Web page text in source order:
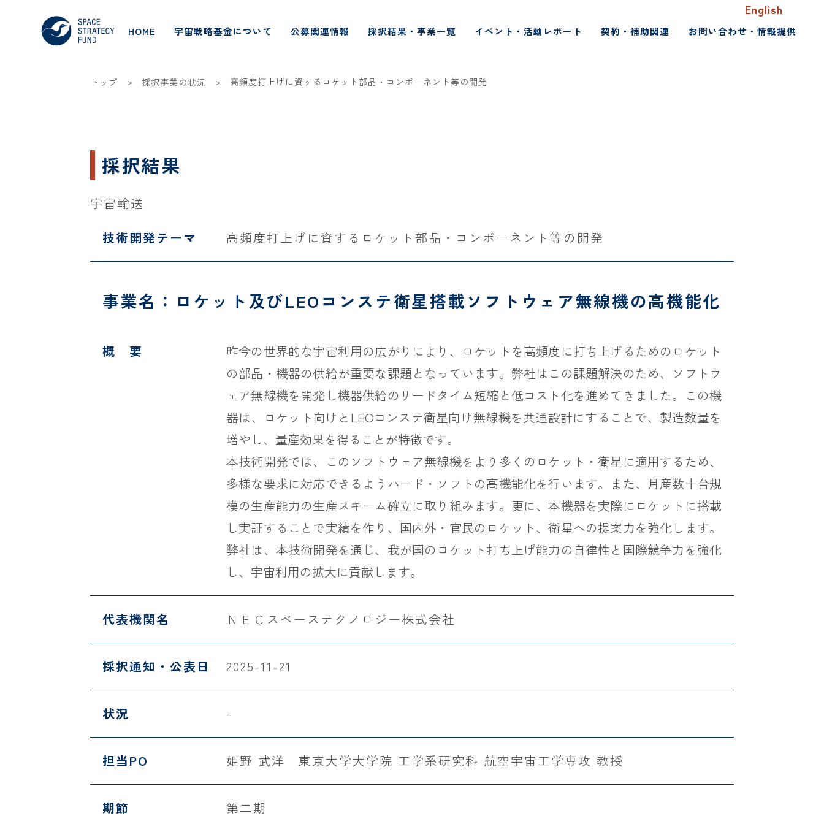
English
HOME 宇宙戦略基金について 公募関連情報 採択結果・事業一覧 イベント・活動レポート 契約・補助関連 お問い合わせ・情報提供
トップ > 採択事業の状況 > 高頻度打上げに資するロケット部品・コンポーネント等の開発
採択結果
宇宙輸送
技術開発テーマ
高頻度打上げに資するロケット部品・コンポーネント等の開発
事業名：ロケット及びLEOコンステ衛星搭載ソフトウェア無線機の高機能化
概 要
昨今の世界的な宇宙利用の広がりにより、ロケットを高頻度に打ち上げるためのロケット
の部品・機器の供給が重要な課題となっています。弊社はこの課題解決のため、ソフトウ
ェア無線機を開発し機器供給のリードタイム短縮と低コスト化を進めてきました。この機
器は、ロケット向けとLEOコンステ衛星向け無線機を共通設計にすることで、製造数量を
増やし、量産効果を得ることが特徴です。
本技術開発では、このソフトウェア無線機をより多くのロケット・衛星に適用するため、
多様な要求に対応できるようハード・ソフトの高機能化を行います。また、月産数十台規
模の生産能力の生産スキーム確立に取り組みます。更に、本機器を実際にロケットに搭載
し実証することで実績を作り、国内外・官民のロケット、衛星への提案力を強化します。
弊社は、本技術開発を通じ、我が国のロケット打ち上げ能力の自律性と国際競争力を強化
し、宇宙利用の拡大に貢献します。
代表機関名 ＮＥＣスペーステクノロジー株式会社
採択通知・公表日 2025-11-21
状況 -
担当PO 姫野 武洋 東京大学大学院 工学系研究科 航空宇宙工学専攻 教授
期節 第二期